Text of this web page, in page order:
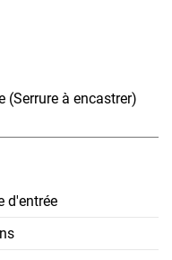
(Serrure à encastrer)
d'entrée